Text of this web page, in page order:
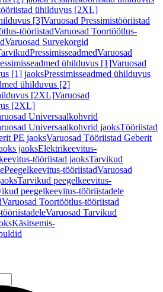
ühilduvus [2XL]
[3]Varuosad Pressimistööriistad
tööriistadVaruosad Toortöötlus-
Varuosad Survekorgid
PressimisseadmedVaruosad
ühilduvus [1]Varuosad
[1] jaoksPressimisseadmed ühilduvus
ühilduvus [2]
[2XL]Varuosad
[2XL]
Universaalkohvrid
Universaalkohvrid jaoksTööriistad
PE jaoksVaruosad Tööriistad Geberit
jaoksElektrikeevitus-
tööriistad jaoksTarvikud
Peegelkeevitus-tööriistadVaruosad
Tarvikud peegelkeevitus-
peegelkeevitus-tööriistadele
Varuosad Toortöötlus-tööriistad
Varuosad Tarvikud
Käsitsemis-